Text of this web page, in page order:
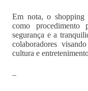
Em nota, o shopping
como procedimento
segurança e a
colaboradores
cultura e
–